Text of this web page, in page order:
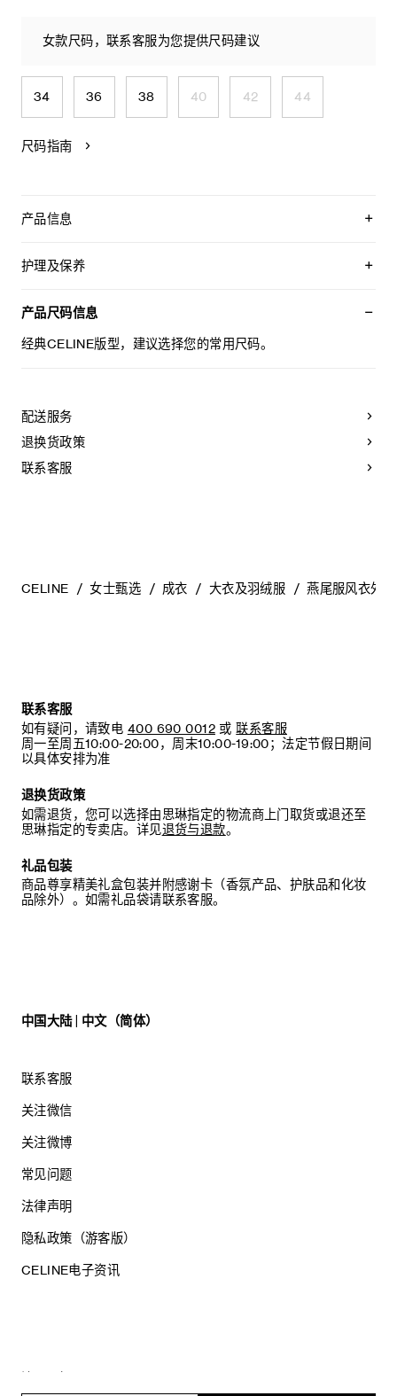
女款尺码，联系客服为您提供尺码建议
34 36 38 40 42 44
尺码指南
产品信息
衬里：67%铜氨纤维，33%棉
缎面覆层衣领
正面和背面设肩部饰片
2个肩袢
肩袢、袖袢和正面肩部防风片饰TRIOMPHE纽扣
意大利制造
编号：RM09Z984C.33NK
护理及保养
仅使用不含漂白剂的洗衣产品。
最高熨烫温度：110°C / 230°F
产品尺码信息
经典CELINE版型，建议选择您的常用尺码。
配送服务
退换货政策
联系客服
CELINE 女士甄选 成衣 大衣及羽绒服 燕尾服风衣外套
联系客服
如有疑问，请致电 400 690 0012 或 联系客服
周一至周五10:00-20:00，周末10:00-19:00；法定节假日期间
以具体安排为准
退换货政策
如需退货，您可以选择由思琳指定的物流商上门取货或退还至
思琳指定的专卖店。详见退货与退款。
礼品包装
商品尊享精美礼盒包装并附感谢卡（香氛产品、护肤品和化妆
品除外）。如需礼品袋请联系客服。
中国大陆 | 中文（简体）
联系客服
关注微信
关注微博
常见问题
法律声明
隐私政策（游客版）
CELINE电子资讯